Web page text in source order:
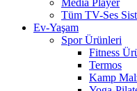
Media Player
Tüm TV-Ses
Ev-Yaşam
Spor Ürünleri
Fitness
Termos
Kamp